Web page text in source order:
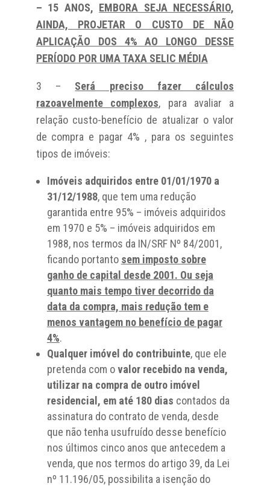
– 15 ANOS, EMBORA SEJA NECESSÁRIO,
AINDA, PROJETAR O CUSTO DE NÃO
APLICAÇÃO DOS 4% AO LONGO DESSE
PERÍODO POR UMA TAXA SELIC MÉDIA
3 – Será preciso fazer cálculos
razoavelmente complexos, para avaliar a
relação custo-benefício de atualizar o valor
de compra e pagar 4% , para os seguintes
tipos de imóveis:
Imóveis adquiridos entre 01/01/1970 a
31/12/1988, que tem uma redução
garantida entre 95% – imóveis adquiridos
em 1970 e 5% – imóveis adquiridos em
1988, nos termos da IN/SRF Nº 84/2001,
ficando portanto sem imposto sobre
ganho de capital desde 2001. Ou seja
quanto mais tempo tiver decorrido da
data da compra, mais redução tem e
menos vantagem no benefício de pagar
4%.
Qualquer imóvel do contribuinte, que ele
pretenda com ovalor recebido na venda,
utilizar na compra de outro imóvel
residencial, em até 180 dias contados da
assinatura do contrato de venda, desde
que não tenha usufruído desse benefício
nos últimos cinco anos que antecedem a
venda, que nos termos do artigo 39, da Lei
nº 11.196/05, possibilita a isenção do